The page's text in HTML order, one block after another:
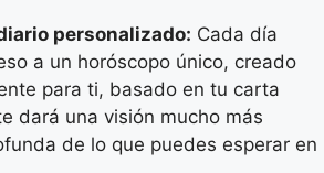
personalizado: Cada día
a un horóscopo único, creado
para ti, basado en tu carta
dará una visión mucho más
de lo que puedes esperar en